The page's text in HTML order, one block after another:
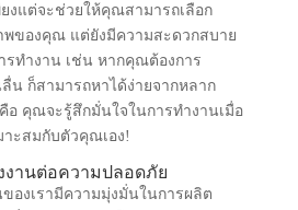
งแต่จะช่วยให้คุณสามารถเลือก
พของคุณ แต่ยังมีความสะดวกสบาย
ทำงาน เช่น หากคุณต้องการ
น ก็สามารถหาได้ง่ายจากหลาก
คุณจะรู้สึกมั่นใจในการทำงานเมื่อ
าะสมกับตัวคุณเอง!
งานต่อความปลอดภัย
องเรามีความมุ่งมั่นในการผลิต